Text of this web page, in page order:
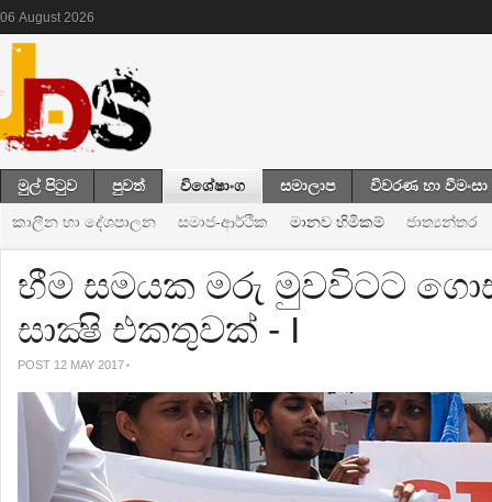
06 August 2026
මුල් පිටුව පුවත් විශේෂාංග සමාලාප විවරණ හා වීමංසා
කාලීන හා දේශපාලන සමාජ-ආර්ථික මානව හිමිකම් ජාත්‍යන්තර
භීම සමයක මරු මුවවිටට
සාක්‍ෂි එකතුවක් - I
POST 12 MAY 2017